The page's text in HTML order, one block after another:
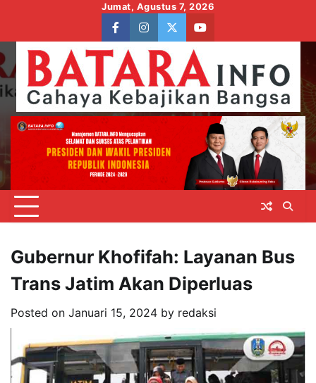
content
Jumat, Agustus 7, 2026
facebookinstagram
twitteryoutube
Gubernur Khofifah: Layanan Bus
Trans Jatim Akan Diperluas
Posted on Januari 15, 2024 by redaksi